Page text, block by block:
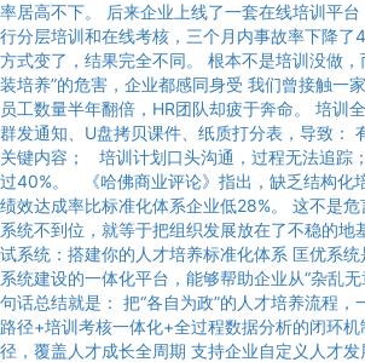
率居高不下。 后来企业上线了一套在线培训平
行分层培训和在线考核，三个月内事故率下降了
方式变了，结果完全不同。 根本不是培训没做
装培养”的危害，企业都感同身受 我们曾接触一
员工数量半年翻倍，HR团队却疲于奔命。 培训
群发通知、U盘拷贝课件、纸质打分表，导致：
关键内容； 培训计划口头沟通，过程无法追踪
过40%。 《哈佛商业评论》指出，缺乏结构化
绩效达成率比标准化体系企业低28%。 这不是
系统不到位，就等于把组织发展放在了不稳的
试系统：搭建你的人才培养标准化体系 匡优系
系统建设的一体化平台，能够帮助企业从“杂乱无
句话总结就是： 把“各自为政”的人才培养流程，
路径+培训考核一体化+全过程数据分析的闭环
径，覆盖人才成长全周期 支持企业自定义人才